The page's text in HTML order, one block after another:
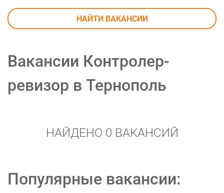
НАЙТИ ВАКАНСИИ
Вакансии Контролер-
ревизор в Тернополь
НАЙДЕНО 0 ВАКАНСИЙ
Популярные вакансии: